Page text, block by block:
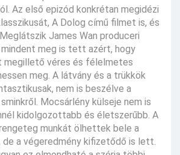
Az első epizód konkrétan megidézi
A Dolog című filmet is, és
James Wan produceri
mindent meg is tett azért, hogy
megillető véres és félelmetes
meg. A látvány és a trükkök
nem is beszélve a
Mocsárlény külseje nem is
kidolgozottabb és életszerűbb. A
munkát ölhettek bele a
de a végeredmény kifizetődő is lett.